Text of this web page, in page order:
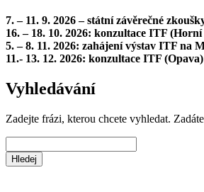
7. – 11. 9. 2026 – státní závěrečné
16. – 18. 10. 2026: konzultace ITF (Horní
5. – 8. 11. 2026: zahájení výstav ITF na
11.- 13. 12. 2026: konzultace ITF (Opava)
Vyhledávání
Zadejte frázi, kterou chcete vyhledat.